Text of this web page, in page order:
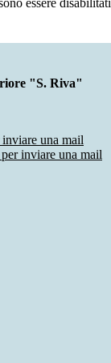
essere
"S. Riva"
una mail
inviare una mail